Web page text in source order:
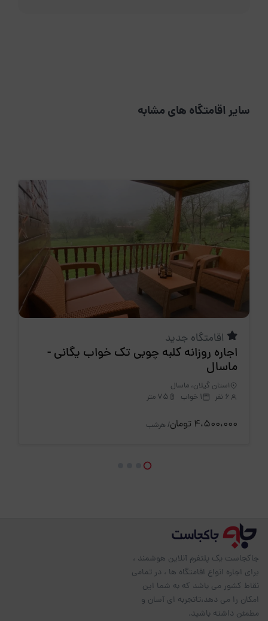
سایر اقامتگاه های مشابه
اقامتگاه جدید
اجاره روزانه کلبه چوبی تک خواب یگانی -
ماسال
استان گیلان، ماسال
6 نفر
1 خواب 75 متر
4،500،000 تومان / هرشب
جاکجاست یک پلتفرم آنلاین هوشمند ،
برای اجاره انواع اقامتگاه ها ، در تمامی
نقاط کشور می باشد که به شما این
امکان را می دهد،تاتجربه ای آسان و
مطمئن داشته باشید.